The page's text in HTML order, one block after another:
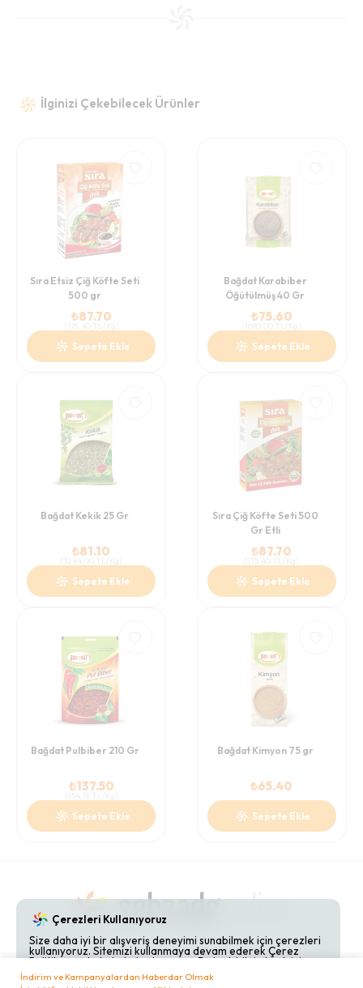
İndirim ve Kampanyalardan Haberdar Olmak
İlginizi Çekebilecek Ürünler
Sıra Etsiz Çiğ Köfte Seti
500 gr
₺87.70
Sepete Ekle
Bağdat Karabiber
Öğütülmüş 40 Gr
₺75.60
Sepete Ekle
Bağdat Kekik 25 Gr
₺81.10
Sepete Ekle
Sıra Çiğ Köfte Seti 500
Gr Etli
₺87.70
Sepete Ekle
Bağdat Pulbiber 210 Gr
₺137.50
Sepete Ekle
Bağdat Kimyon 75 gr
₺65.40
Sepete Ekle
Gizlilik PolitikalarıHakkımızdaBize Ulaşın
Çerezleri Kullanıyoruz
Size daha iyi bir alışveriş deneyimi sunabilmek için çerezleri
kullanıyoruz. Sitemizi kullanmaya devam ederek Çerez
Politikamızı kabul etmiş olursunuz. Detaylı bilgi almak için
Çerez Politikamızı
inceleyebilirsiniz.